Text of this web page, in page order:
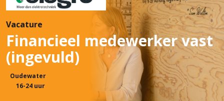
Vacature
Financieel medewerker vast
(ingevuld)
Oudewater
16-24 uur